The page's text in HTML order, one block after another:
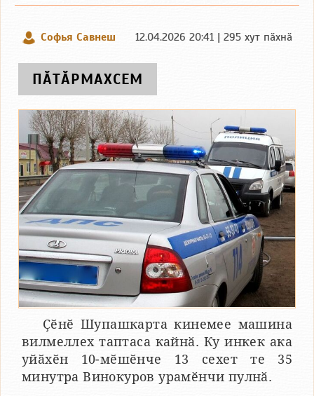
Софья Савнеш 12.04.2026 20:41 | 295 хут пӑхнӑ
ПӐТӐРМАХСЕМ
Ҫӗнӗ Шупашкарта кинемее машина
вилмеллех таптаса кайнӑ. Ку инкек ака
уйӑхӗн 10-мӗшӗнче 13 сехет те 35
минутра Винокуров урамӗнчи пулнӑ.